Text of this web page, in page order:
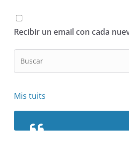
Recibir un email con cada
Mis tuits